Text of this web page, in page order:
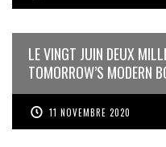
LE VINGT JUIN DEUX
TOMORROW’S MODERN
11 NOVEMBRE 2020